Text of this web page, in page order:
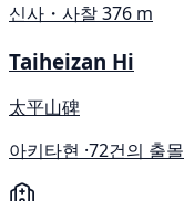
신사・사찰376 m
Taiheizan Hi
太平山碑
아키타현 ·72건의 출몰